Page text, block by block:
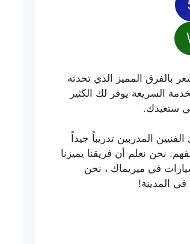
بالفرق المميز الذي تحدثه
السريعة يوفر لك الكثير
ستعيدك.
المدربين تدريباً جيداً
نحن نعلم أن فريقنا يميزنا
في ميريماك ، نحن
المدينة!